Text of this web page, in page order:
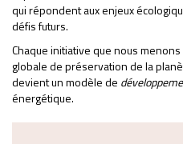
qui répondent aux enjeux
défis futurs.
Chaque initiative que nous
globale de préservation de la
devient un modèle de
énergétique.